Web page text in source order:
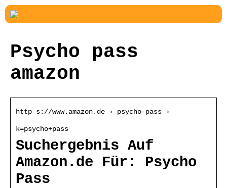
Psycho pass
amazon
http s://www.amazon.de › psycho-pass ›
k=psycho+pass
Suchergebnis Auf
Amazon.de Für: Psycho
Pass